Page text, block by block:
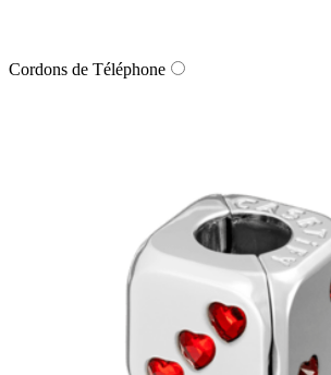
Cordons de Téléphone